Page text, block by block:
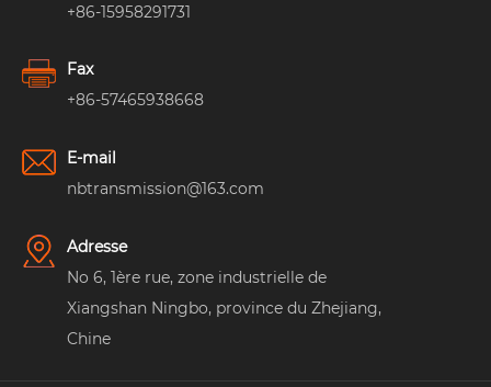
+86-15958291731
Fax
+86-57465938668
E-mail
nbtransmission@163.com
Adresse
No 6, 1ère rue, zone industrielle de
Xiangshan Ningbo, province du Zhejiang,
Chine